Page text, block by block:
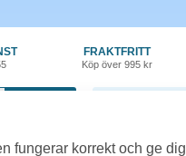
FRAKTFRITT
Köp över 995 kr
fine röd 12st/fp
fungerar korrekt och ge dig